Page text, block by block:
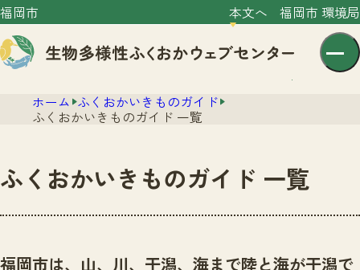
福岡市 本文へ 福岡市 環境局
センター紹介
センター紹介TOP
ホーム ふくおかいきものガイド
ふくおかいきものガイド 一覧
ふくおかいきものガイド 一覧
福岡市は、山、川、干潟、海まで陸と海が干潟で